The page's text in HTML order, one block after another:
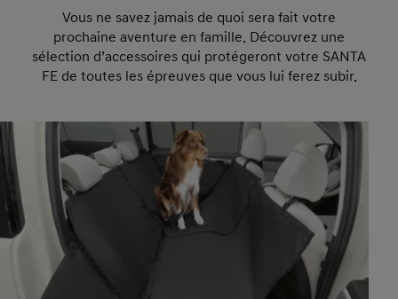
Vous ne savez jamais de quoi sera fait votre
prochaine aventure en famille. Découvrez une
sélection d’accessoires qui protégeront votre SANTA
FE de toutes les épreuves que vous lui ferez subir.